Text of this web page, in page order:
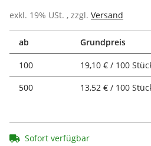
exkl. 19% USt. , zzgl. Versand
ab Grundpreis
100
19,10 € / 100
500
13,52 € / 100
Sofort verfügbar